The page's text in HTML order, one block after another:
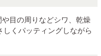
目の周りなどシワ、乾燥
くパッティングしながら